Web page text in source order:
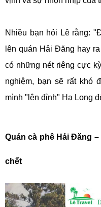
Nhiều bạn hỏi Lê rằng:
lên quán Hải Đăng hay
có những nét riêng cực
nghiệm, bạn sẽ rất khó
mình "lên đỉnh" Hạ Long
Quán cà phê Hải Đăng
chết